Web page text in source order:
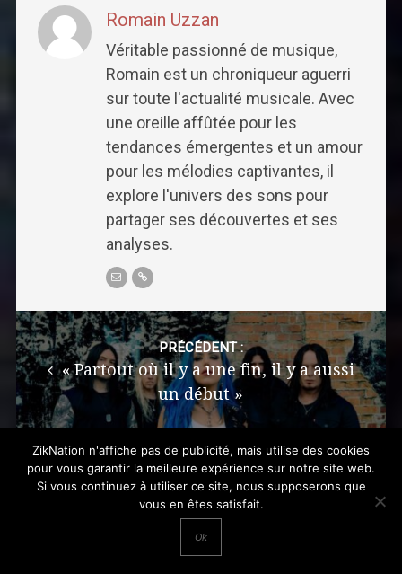
Romain Uzzan
Véritable passionné de musique,
Romain est un chroniqueur aguerri
sur toute l'actualité musicale. Avec
une oreille affûtée pour les
tendances émergentes et un amour
pour les mélodies captivantes, il
explore l'univers des sons pour
partager ses découvertes et ses
analyses.
Post
navigation
PRÉCÉDENT :
« Partout où il y a une fin, il y a aussi
un début »
SUIVANT :
Lisa de BLACKPINK en tête d'affiche du
« Fortnite Festival »
ZikNation n'affiche pas de publicité, mais utilise des cookies
pour vous garantir la meilleure expérience sur notre site web.
Si vous continuez à utiliser ce site, nous supposerons que
vous en êtes satisfait.
Ok